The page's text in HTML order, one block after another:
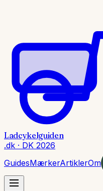
Ladcykelguiden
.dk · DK 2026
GuidesMærkerArtiklerOm